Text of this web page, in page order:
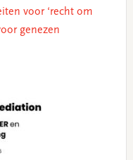
voor ‘recht om
genezen